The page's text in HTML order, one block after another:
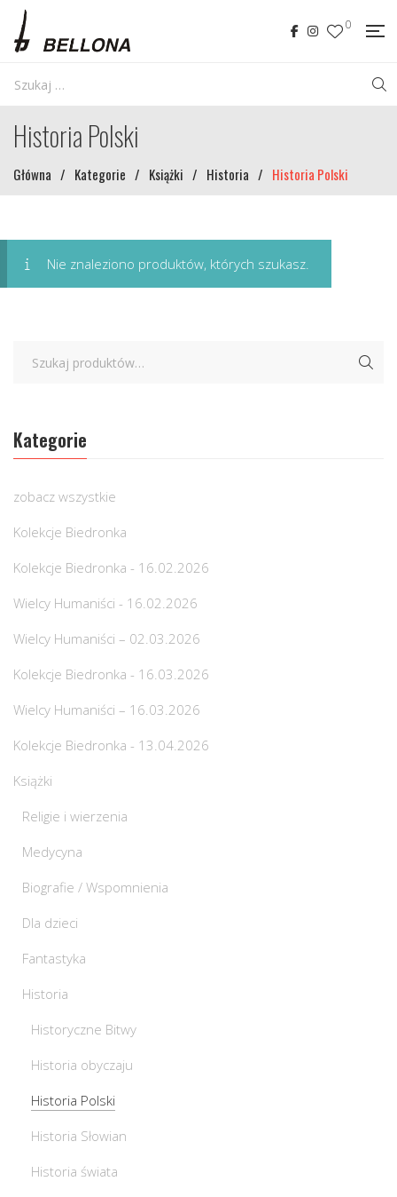
0
Historia Polski
Główna / Kategorie / Książki / Historia / Historia Polski
Nie znaleziono produktów, których szukasz.
Kategorie
zobacz wszystkie
Kolekcje Biedronka
Kolekcje Biedronka - 16.02.2026
Wielcy Humaniści - 16.02.2026
Wielcy Humaniści – 02.03.2026
Kolekcje Biedronka - 16.03.2026
Wielcy Humaniści – 16.03.2026
Kolekcje Biedronka - 13.04.2026
Książki
Religie i wierzenia
Medycyna
Biografie / Wspomnienia
Dla dzieci
Fantastyka
Historia
Historyczne Bitwy
Historia obyczaju
Historia Polski
Historia Słowian
Historia świata